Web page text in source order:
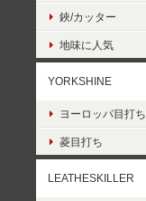
鋏/カッター
地味に人気
YORKSHINE
ヨーロッパ目打ち
菱目打ち
LEATHESKILLER